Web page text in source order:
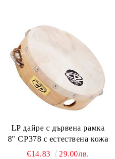
LP дайре с дървена рамка
8" CP378 с естествена кожа
€14.83
29.00лв.